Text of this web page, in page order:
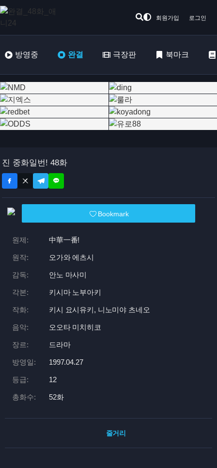
회원가입 로그인
방영중 완결 극장판 북마크
진 중화일번! 48화
Bookmark
원제: 中華一番!
원작: 오가와 에츠시
감독: 안노 마사미
각본: 키시마 노부아키
작화: 키시 요시유키, 니노미야 츠네오
음악: 오오타 미치히코
장르: 드라마
방영일: 1997.04.27
등급: 12
총화수: 52화
줄거리